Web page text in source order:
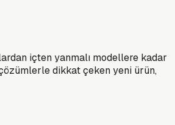
içten yanmalı modellere kadar
dikkat çeken yeni ürün,